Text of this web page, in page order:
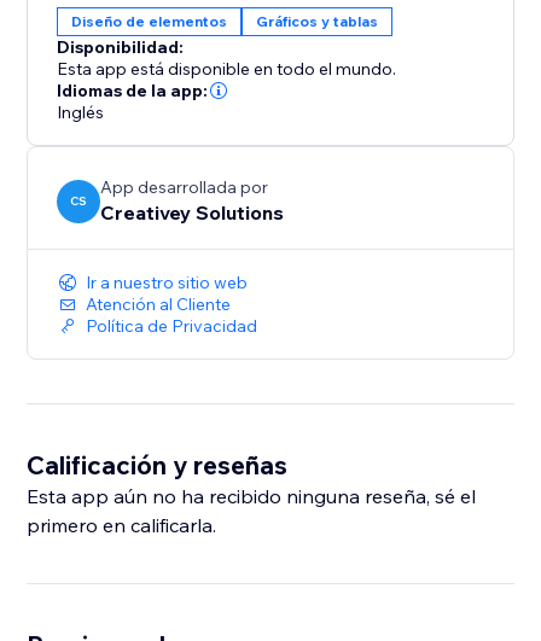
Diseño de elementos Gráficos y tablas
Disponibilidad:
Esta app está disponible en todo el mundo.
Idiomas de la app:
Inglés
CS
App desarrollada por
Creativey Solutions
Ir a nuestro sitio web
Atención al Cliente
Política de Privacidad
Calificación y reseñas
Esta app aún no ha recibido ninguna reseña, sé el
primero en calificarla.